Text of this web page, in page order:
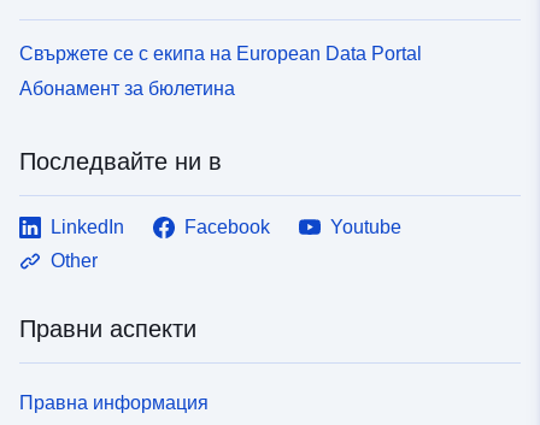
Свържете се с екипа на European Data Portal
Абонамент за бюлетина
Последвайте ни в
LinkedIn Facebook
Youtube
Other
Правни аспекти
Правна информация